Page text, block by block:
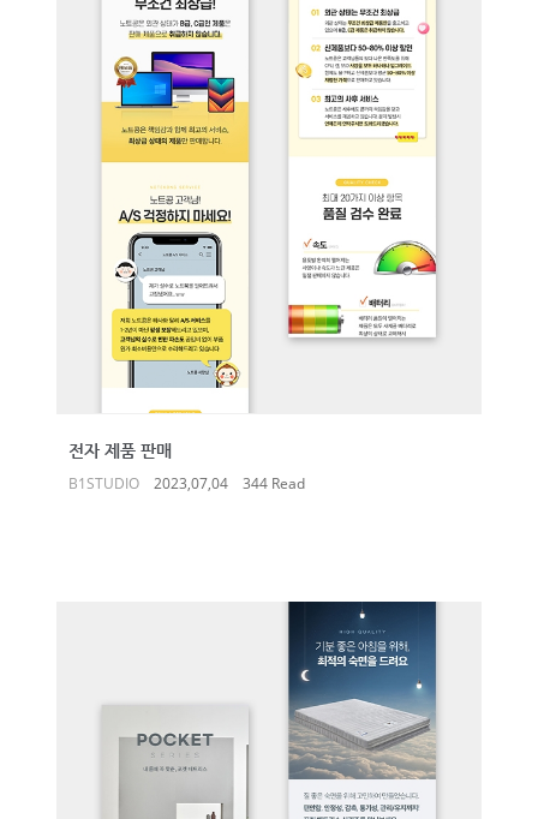
전자 제품 판매
B1STUDIO 2023,07,04 344 Read